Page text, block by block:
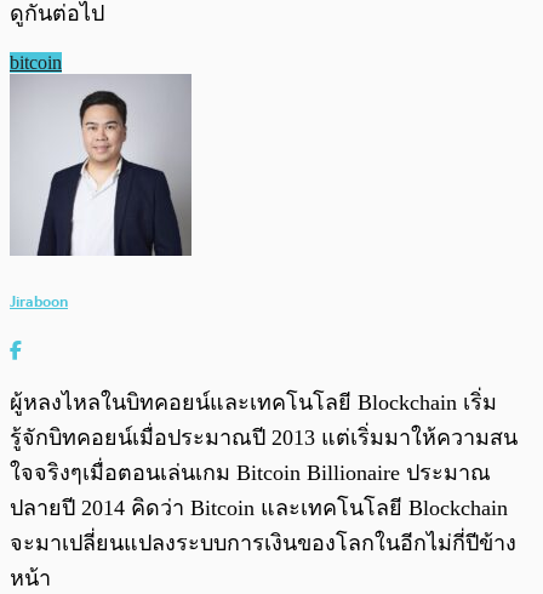
ดูกันต่อไป
bitcoin
Jiraboon
ผู้หลงไหลในบิทคอยน์และเทคโนโลยี Blockchain เริ่ม
รู้จักบิทคอยน์เมื่อประมาณปี 2013 แต่เริ่มมาให้ความสน
ใจจริงๆเมื่อตอนเล่นเกม Bitcoin Billionaire ประมาณ
ปลายปี 2014 คิดว่า Bitcoin และเทคโนโลยี Blockchain
จะมาเปลี่ยนแปลงระบบการเงินของโลกในอีกไม่กี่ปีข้าง
หน้า